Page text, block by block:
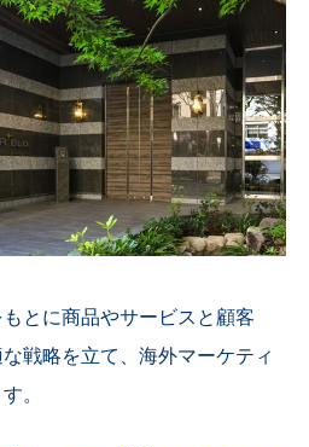
とに商品やサービスと顧客
戦略を立て、海外マーケティ
。